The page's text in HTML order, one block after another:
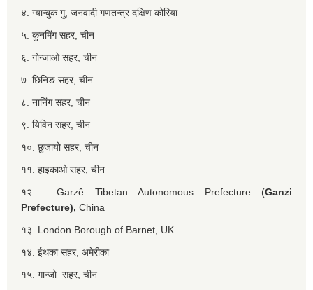
४. ग्यान्बुक गु, जनवादी गणतन्त्र दक्षिण कोरिया
५. कुनमिंग सहर, चीन
६. गोन्जाओ सहर, चीन
७. छिनिङ सहर, चीन
८. नानिंग सहर, चीन
९. यिविन सहर, चीन
१०. छुजायो सहर, चीन
११. हाइकाओ सहर, चीन
१२. Garzê Tibetan Autonomous Prefecture (Ganzi
Prefecture), China
१३. London Borough of Barnet, UK
१४. ईथका सहर, अमेरीका
१५. गान्जो सहर, चीन